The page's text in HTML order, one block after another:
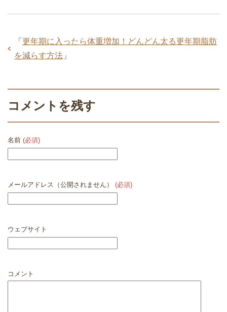
「 更年期に入ったら体重増加！どんどん太る更年期脂肪
を減らす方法 」
コメントを残す
名前 (必須)
メールアドレス（公開されません） (必須)
ウェブサイト
コメント